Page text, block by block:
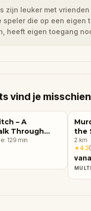
zijn leuker met
speler die op een eigen
heeft eigen toegang
vind je
– A
Through
Tour &
129 min
the
2 km
★4.3(